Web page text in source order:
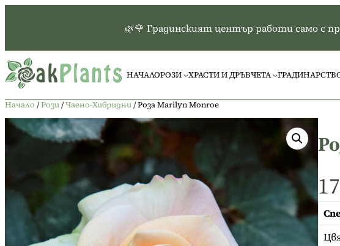
🌿🌹 Градинският център работи само с
НАЧАЛОРОЗИ ХРАСТИ И ДРЪВЧЕТА
Начало /Рози/Чаено-Хибридни/ Роза Marilyn Monroe